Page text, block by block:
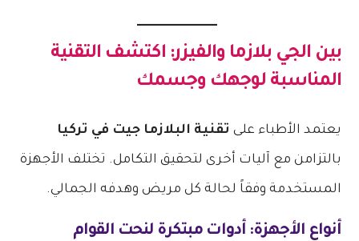
​بين الجي بلازما والفيزر: اكتشف التقنية
المناسبة لوجهك وجسمك
​يعتمد الأطباء على تقنية البلازما جيت في تركيا
بالتزامن مع آليات أخرى لتحقيق التكامل. تختلف الأجهزة
المستخدمة وفقاً لحالة كل مريض وهدفه الجمالي.
​أنواع الأجهزة: أدوات مبتكرة لنحت القوام